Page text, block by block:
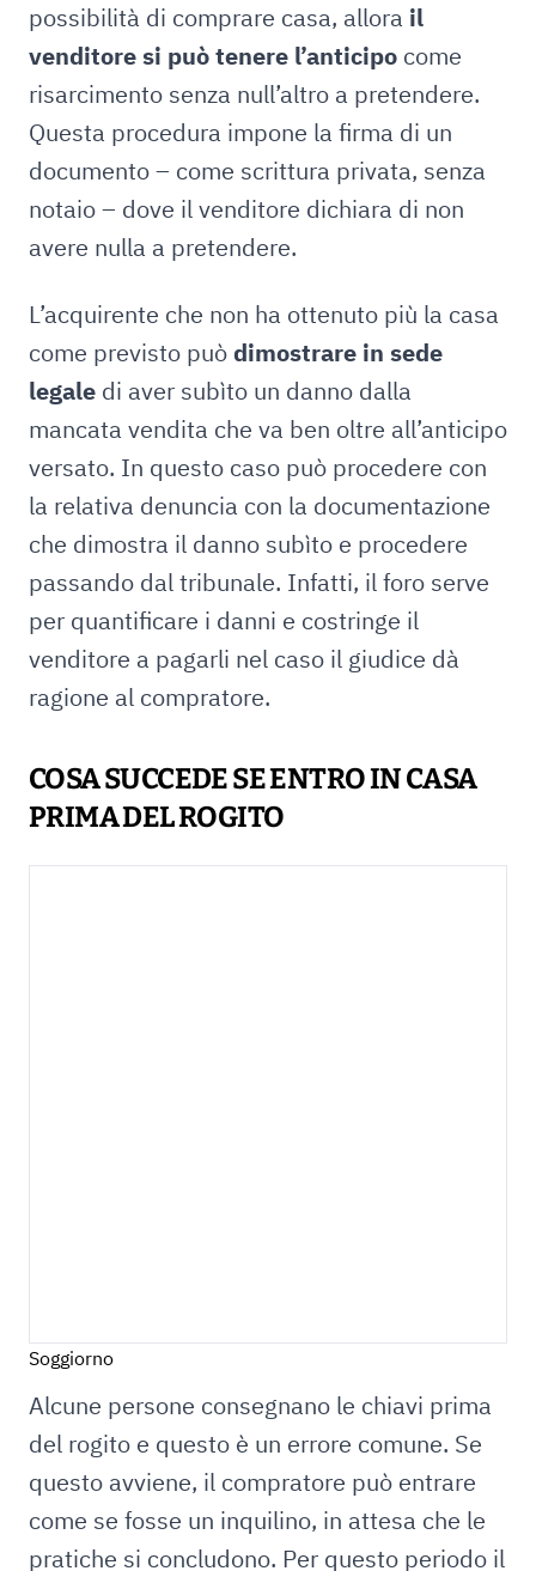
possibilità di comprare casa, allora il
venditore si può tenere l’anticipo come
risarcimento senza null’altro a pretendere.
Questa procedura impone la firma di un
documento – come scrittura privata, senza
notaio – dove il venditore dichiara di non
avere nulla a pretendere.
L’acquirente che non ha ottenuto più la casa
come previsto può dimostrare in sede
legale di aver subìto un danno dalla
mancata vendita che va ben oltre all’anticipo
versato. In questo caso può procedere con
la relativa denuncia con la documentazione
che dimostra il danno subìto e procedere
passando dal tribunale. Infatti, il foro serve
per quantificare i danni e costringe il
venditore a pagarli nel caso il giudice dà
ragione al compratore.
COSA SUCCEDE SE ENTRO IN CASA
PRIMA DEL ROGITO
Soggiorno
Alcune persone consegnano le chiavi prima
del rogito e questo è un errore comune. Se
questo avviene, il compratore può entrare
come se fosse un inquilino, in attesa che le
pratiche si concludono. Per questo periodo il